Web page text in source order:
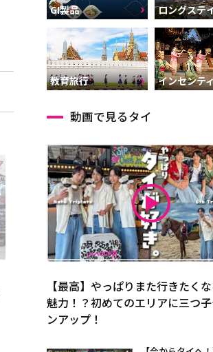
GI製品 ロングステ
教育旅行 インセンテ
動画で見るタイ
【最高】やっぱりまた行きたく
魅力！？初めてのエリアに三つ
ンアップ！